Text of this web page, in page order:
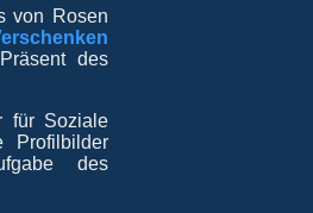
von Rosen
des
für Soziale
Profilbilder
des